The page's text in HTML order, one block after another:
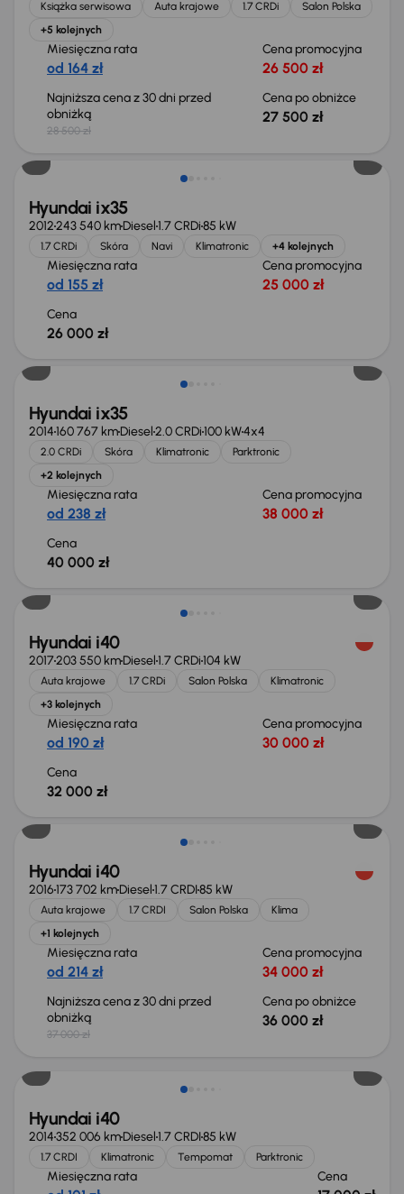
Książka serwisowa Auta krajowe 1.7 CRDi
Salon Polska
+5 kolejnych
Miesięczna rata
od 164 zł
Cena promocyjna
26 500 zł
Najniższa cena z 30 dni przed
obniżką
28 500 zł
Cena po obniżce
27 500 zł
Hyundai ix35
2012243 540 kmDiesel1.7 CRDi85 kW
1.7 CRDi Skóra Navi Klimatronic +4 kolejnych
Miesięczna rata
od 155 zł
Cena promocyjna
25 000 zł
Cena
26 000 zł
Świeżo skupione
Hyundai ix35
2014160 767 kmDiesel2.0 CRDi100 kW4x4
2.0 CRDi Skóra Klimatronic
Parktronic
+2 kolejnych
Miesięczna rata
od 238 zł
Cena promocyjna
38 000 zł
Cena
40 000 zł
Hyundai i40
2017203 550 kmDiesel1.7 CRDi104 kW
Auta krajowe 1.7 CRDi Salon Polska
Klimatronic
+3 kolejnych
Miesięczna rata
od 190 zł
Cena promocyjna
30 000 zł
Cena
32 000 zł
Hyundai i40
2016173 702 kmDiesel1.7 CRDI85 kW
Auta krajowe 1.7 CRDI Salon Polska
Klima
+1 kolejnych
Miesięczna rata
od 214 zł
Cena promocyjna
34 000 zł
Najniższa cena z 30 dni przed
obniżką
37 000 zł
Cena po obniżce
36 000 zł
Hyundai i40
2014352 006 kmDiesel1.7 CRDI85 kW
1.7 CRDI Klimatronic Tempomat Parktronic
Miesięczna rata Cena